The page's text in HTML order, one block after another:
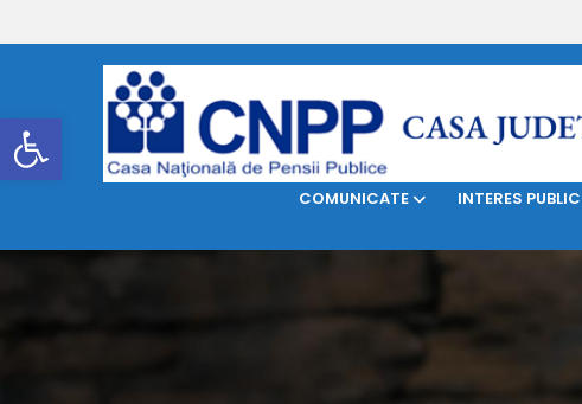
DESPRE NOI
COMUNICATE INTERES PUBLIC
Deschide bara de unelte